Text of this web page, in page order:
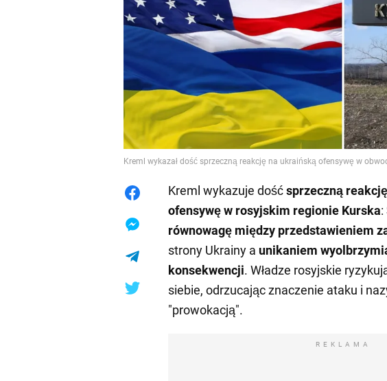
Kreml wykazał dość sprzeczną reakcję na ukraińską ofensywę w
Kreml wykazuje dośćsprzeczną
ofensywę w rosyjskim regionie Kurska
równowagę między przedstawieniem
strony Ukrainy a unikaniem
konsekwencji. Władze rosyjskie
siebie, odrzucając znaczenie ataku i
"prowokacją".
REKLAMA